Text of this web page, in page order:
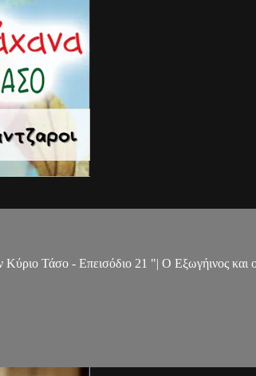
Τάσο - Επεισόδιο 21 "| Ο Εξωγήινος